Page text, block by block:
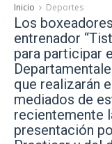
Inicio Deportes
Los
entrenador
para participar
que realizarán
mediados de
recientemente
presentación